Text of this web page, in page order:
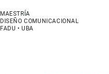
MAESTRÍA
DISEÑO COMUNICACIONAL
FADU • UBA